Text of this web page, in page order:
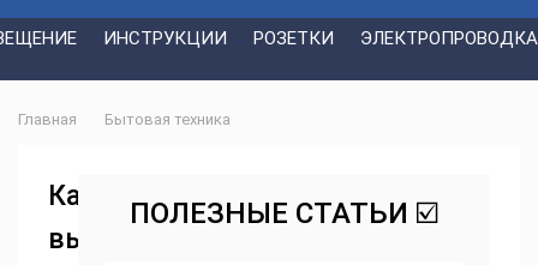
ИНСТРУКЦИИ РОЗЕТКИ ЭЛЕКТРОПРОВОДКА
Главная Бытовая техника
Как
выбрать
ПОЛЕЗНЫЕ СТАТЬИ ☑️